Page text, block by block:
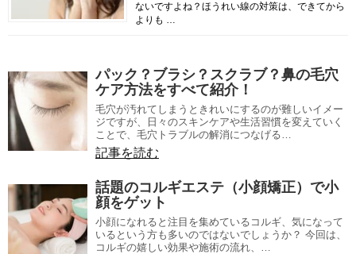
ないですよね？ほうれい線の対策は、できてから
よりも …
パック？ブラシ？スクラブ？鼻の毛穴
ケア方法をすべて紹介！
毛穴が汚れてしまうときれいにするのが難しいイメー
ジですが、日々のスキンケアや生活習慣を変えていく
ことで、毛穴トラブルの解消につなげる…
記事を読む
話題のコルギエステ（小顔矯正）で小
顔をゲット
小顔になれると注目を集めているコルギ、気になって
いるという方も多いのではないでしょうか？ 今回は、
コルギの嬉しい効果や施術の流れ、…